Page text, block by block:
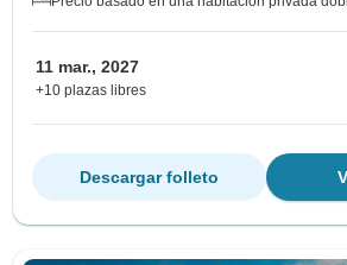
11 mar., 2027
+10 plazas libres
Descargar folleto